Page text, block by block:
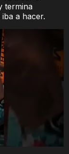
termina
a hacer.